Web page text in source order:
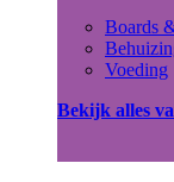
Boards
Voeding
Bekijk alles